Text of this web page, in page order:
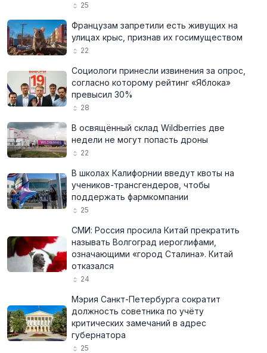
25
Французам запретили есть живущих на
улицах крыс, признав их госимуществом
22
Социологи принесли извинения за опрос,
согласно которому рейтинг «Яблока»
превысил 30%
28
В освящённый склад Wildberries две
недели не могут попасть дроны
22
В школах Калифорнии введут квоты на
учеников-трансгендеров, чтобы
поддержать фармкомпании
25
СМИ: Россия просила Китай прекратить
называть Волгоград иероглифами,
означающими «город Сталина». Китай
отказался
24
Мэрия Санкт-Петербурга сократит
должность советника по учёту
критических замечаний в адрес
губернатора
25